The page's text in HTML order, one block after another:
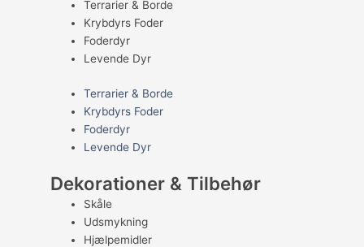
Terrarier & Borde
Krybdyrs Foder
Foderdyr
Levende Dyr
Terrarier & Borde
Krybdyrs Foder
Foderdyr
Levende Dyr
Dekorationer & Tilbehør
Skåle
Udsmykning
Hjælpemidler